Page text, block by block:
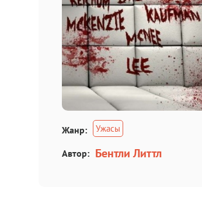
Жанр: Ужасы
Автор: Бентли Литтл